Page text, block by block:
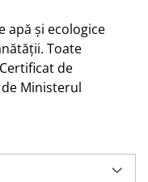
apă și ecologice
Toate
de
Ministerul